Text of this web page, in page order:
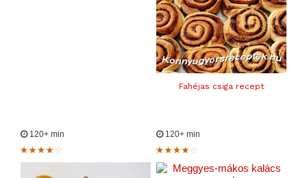
Fahéjas csiga recept
120+ min 120+ min